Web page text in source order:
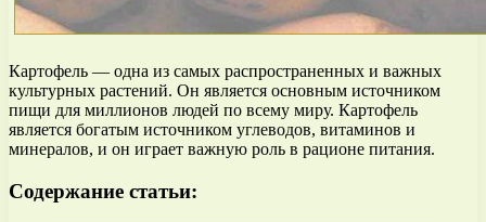
Картофель — одна из самых распространенных и важных
культурных растений. Он является основным источником
пищи для миллионов людей по всему миру. Картофель
является богатым источником углеводов, витаминов и
минералов, и он играет важную роль в рационе питания.
Содержание статьи: